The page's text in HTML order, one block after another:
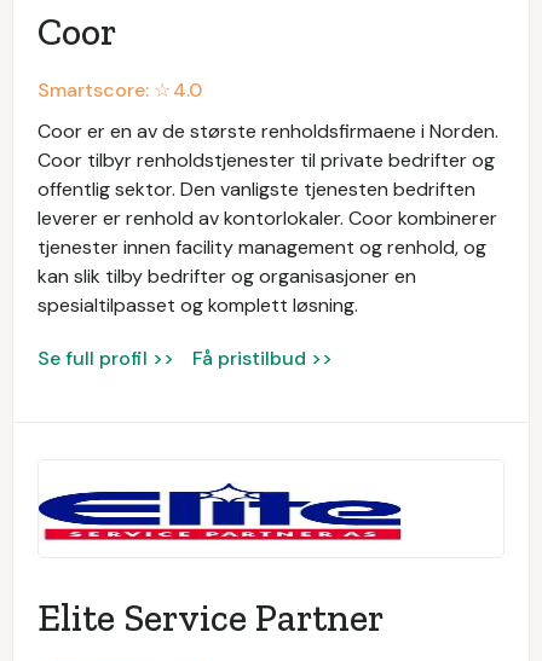
Coor
Smartscore: ☆4.0
Coor er en av de største renholdsfirmaene i Norden.
Coor tilbyr renholdstjenester til private bedrifter og
offentlig sektor. Den vanligste tjenesten bedriften
leverer er renhold av kontorlokaler. Coor kombinerer
tjenester innen facility management og renhold, og
kan slik tilby bedrifter og organisasjoner en
spesialtilpasset og komplett løsning.
Se full profil >> Få pristilbud >>
Elite Service Partner